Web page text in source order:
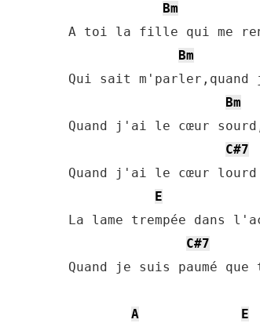
Bm
A toi la fille qui me
Bm
Qui sait
Bm
Quand j'ai le cœur
C#7
Quand j'ai le cœur
E
La lame trempée dans
C#7
Quand je suis paumé que
A
E